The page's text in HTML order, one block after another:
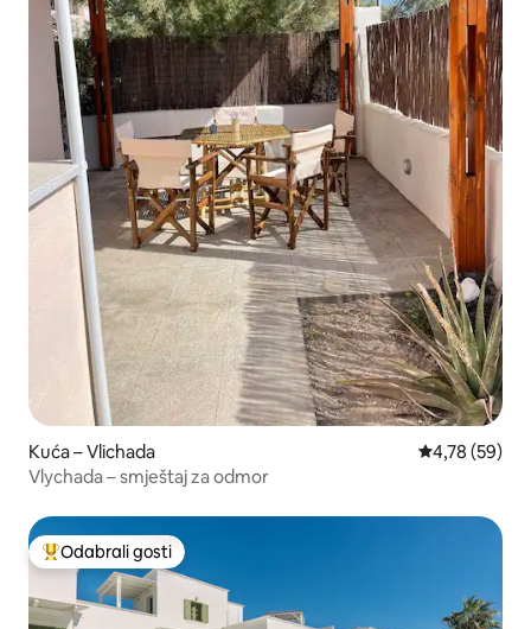
Kuća – Vlichada Prosječna
4,78 (59)
Vlychada – smještaj za odmor
Među najviše rangiranima s oznakom „Odabrali gosti”
Odabrali gosti